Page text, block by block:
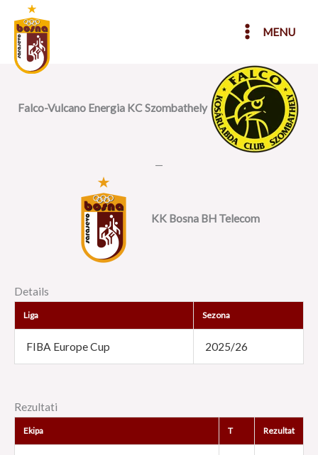
content
MENU
Falco-Vulcano Energia KC Szombathely
—
KK Bosna BH Telecom
Details
Liga Sezona
FIBA Europe Cup 2025/26
Rezultati
Ekipa T Rezultat